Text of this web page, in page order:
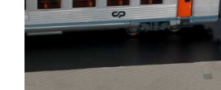
AÑADIR AL CARRITO /